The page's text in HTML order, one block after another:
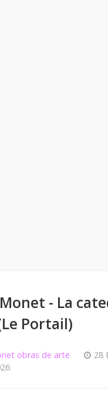
- La
Portail)
obras de arte
28